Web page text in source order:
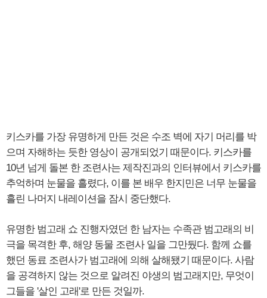
키스카를 가장 유명하게 만든 것은 수조 벽에 자기 머리를 박
으며 자해하는 듯한 영상이 공개되었기 때문이다. 키스카를
10년 넘게 돌본 한 조련사는 제작진과의 인터뷰에서 키스카를
추억하며 눈물을 흘렸다, 이를 본 배우 한지민은 너무 눈물을
흘린 나머지 내레이션을 잠시 중단했다.
유명한 범고래 쇼 진행자였던 한 남자는 수족관 범고래의 비
극을 목격한 후, 해양 동물 조련사 일을 그만뒀다. 함께 쇼를
했던 동료 조련사가 범고래에 의해 살해됐기 때문이다. 사람
을 공격하지 않는 것으로 알려진 야생의 범고래지만, 무엇이
그들을 '살인 고래'로 만든 것일까.